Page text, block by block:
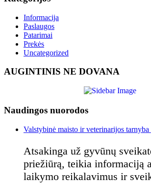
Informacija
Paslaugos
Patarimai
Prekės
Uncategorized
AUGINTINIS NE DOVANA
Naudingos nuorodos
Valstybinė maisto ir veterinarijos
Atsakinga už gyvūnų
priežiūrą, teikia informaciją
laikymo reikalavimus ir